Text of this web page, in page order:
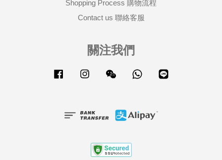
Shopping Process 購物流程
Contact us 聯絡客服
關注我們
Facebook Instagram Wechat Whatsapp